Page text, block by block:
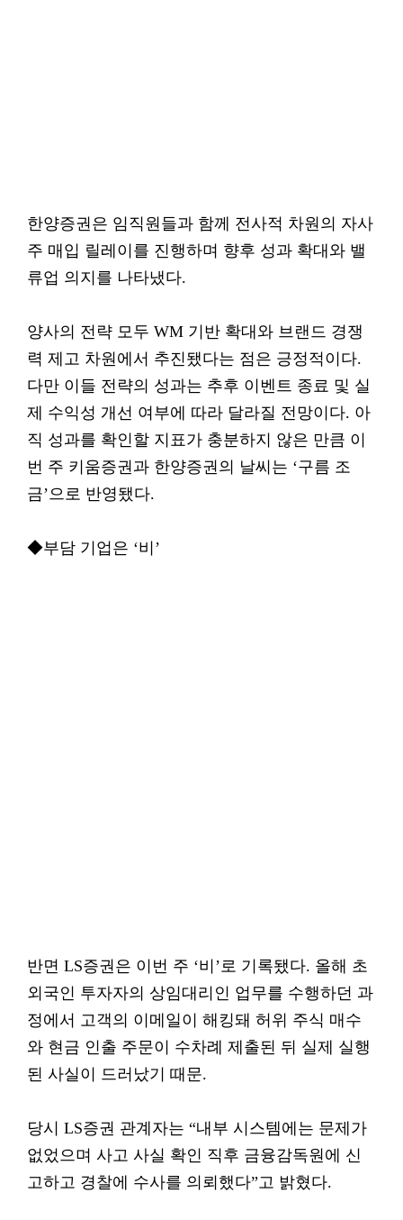
한양증권은 임직원들과 함께 전사적 차원의 자사
주 매입 릴레이를 진행하며 향후 성과 확대와 밸
류업 의지를 나타냈다.
양사의 전략 모두 WM 기반 확대와 브랜드 경쟁
력 제고 차원에서 추진됐다는 점은 긍정적이다.
다만 이들 전략의 성과는 추후 이벤트 종료 및 실
제 수익성 개선 여부에 따라 달라질 전망이다. 아
직 성과를 확인할 지표가 충분하지 않은 만큼 이
번 주 키움증권과 한양증권의 날씨는 ‘구름 조
금’으로 반영됐다.
◆부담 기업은 ‘비’
반면 LS증권은 이번 주 ‘비’로 기록됐다. 올해 초
외국인 투자자의 상임대리인 업무를 수행하던 과
정에서 고객의 이메일이 해킹돼 허위 주식 매수
와 현금 인출 주문이 수차례 제출된 뒤 실제 실행
된 사실이 드러났기 때문.
당시 LS증권 관계자는 “내부 시스템에는 문제가
없었으며 사고 사실 확인 직후 금융감독원에 신
고하고 경찰에 수사를 의뢰했다”고 밝혔다.